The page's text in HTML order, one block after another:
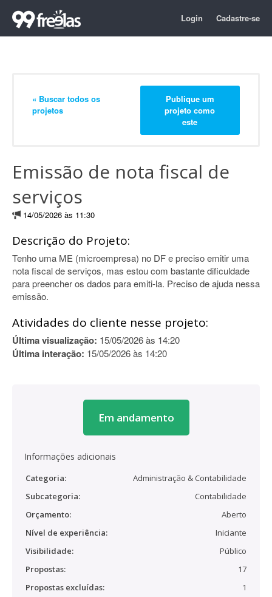
Login Cadastre-se
« Buscar todos os
projetos
Publique um
projeto como
este
Emissão de nota fiscal de
serviços
14/05/2026 às 11:30
Descrição do Projeto:
Tenho uma ME (microempresa) no DF e preciso emitir uma
nota fiscal de serviços, mas estou com bastante dificuldade
para preencher os dados para emiti-la. Preciso de ajuda nessa
emissão.
Atividades do cliente nesse projeto:
Última visualização: 15/05/2026 às 14:20
Última interação: 15/05/2026 às 14:20
Em andamento
Informações adicionais
Categoria:
Administração & Contabilidade
Subcategoria:
Contabilidade
Orçamento:
Aberto
Nível de experiência:
Iniciante
Visibilidade:
Público
Propostas:
17
Propostas excluídas:
1